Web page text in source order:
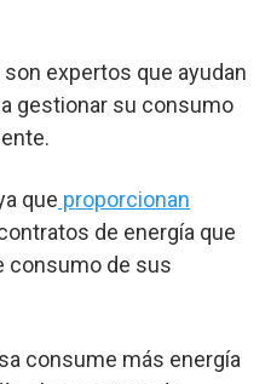
expertos que ayudan
gestionar su consumo
que proporcionan
de energía que
consumo de sus
consume más energía